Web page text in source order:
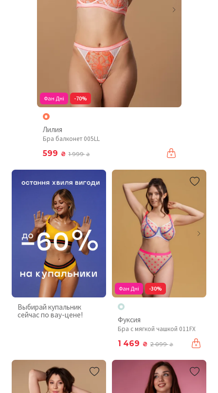
Фан Дні -70%
Лилия
Бра балконет 005LL
599 ₴ 1 999₴
Выбирай купальник
сейчас по вау-цене!
Фан Дні -30%
Фуксия
Бра с мягкой чашкой 011FX
1 469 ₴ 2 099₴